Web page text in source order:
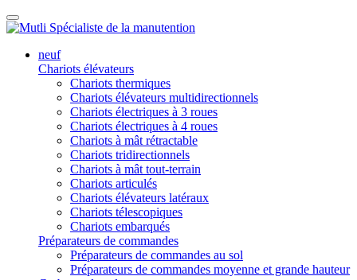
neuf
Chariots élévateurs
Chariots thermiques
Chariots élévateurs multidirectionnels
Chariots électriques à 3 roues
Chariots électriques à 4 roues
Chariots à mât rétractable
Chariots tridirectionnels
Chariots à mât tout-terrain
Chariots articulés
Chariots élévateurs latéraux
Chariots télescopiques
Chariots embarqués
Préparateurs de commandes
Préparateurs de commandes au sol
Préparateurs de commandes moyenne et grande hauteur